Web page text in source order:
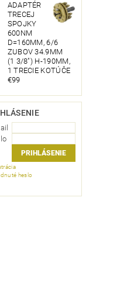
ADAPTÉR
TRECEJ
SPOJKY
600NM
D=160MM, 6/6
ZUBOV 34.9MM
(1 3/8") H-190MM,
1 TRECIE KOTÚČE
€99
heslo